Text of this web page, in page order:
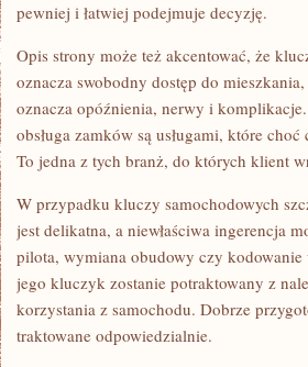
pewniej i łatwiej podejmuje decyzję.
Opis strony może też akcentować, że
oznacza swobodny dostęp do
oznacza opóźnienia, nerwy i
obsługa zamków są usługami, które
To jedna z tych branż, do których klient
W przypadku kluczy samochodowych
jest delikatna, a niewłaściwa ingerencja
pilota, wymiana obudowy czy
jego kluczyk zostanie potraktowany z
korzystania z samochodu. Dobrze
traktowane odpowiedzialnie.